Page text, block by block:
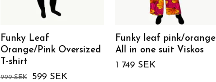
Funky Leaf
Orange/Pink Oversized
T-shirt
999 SEK 599 SEK
Funky leaf pink/orange
All in one suit Viskos
1 749 SEK